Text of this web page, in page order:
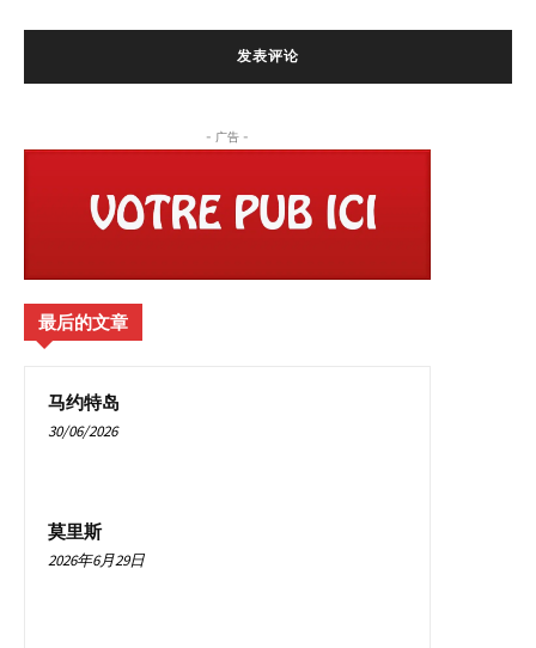
- 广告 -
最后的文章
马约特岛
30/06/2026
莫里斯
2026年6月29日